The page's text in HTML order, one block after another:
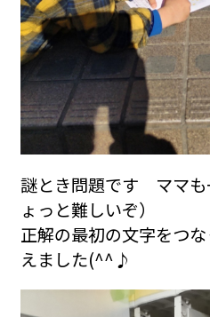
謎とき問題です ママ
ょっと難しいぞ）
正解の最初の文字をつ
えました(^^♪